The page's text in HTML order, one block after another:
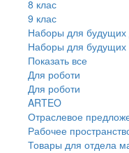
8 клас
9 клас
Наборы для будущих
Наборы для будущих
Показать все
Для роботи
Для роботи
ARTEO
Отраслевое
Рабочее
Товары для отдела